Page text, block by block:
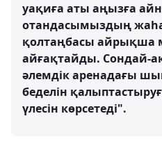
уақиға аты аңызға
отандасымыздың
қолтаңбасы айрықша
айғақтайды. Сондай-
әлемдік аренадағы
беделін
үлесін көрсетеді".